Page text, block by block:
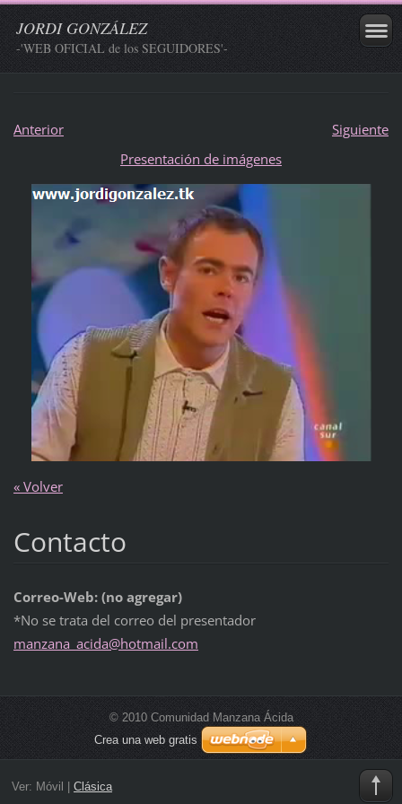
JORDI GONZÁLEZ
-'WEB OFICIAL de los SEGUIDORES'-
Anterior
Siguiente
Presentación de imágenes
« Volver
Contacto
Correo-Web: (no agregar)
*No se trata del correo del presentador
manzana_ acida@hotmail.com
© 2010 Comunidad Manzana Ácida
Crea una web gratis
Ver: Móvil Clásica